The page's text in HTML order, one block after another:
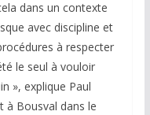
dans un contexte
avec discipline et
à respecter
le seul à vouloir
», explique Paul
à Bousval dans le